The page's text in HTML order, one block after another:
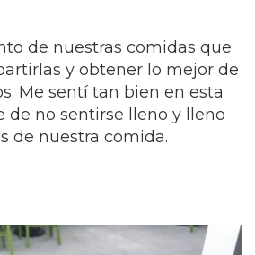
de nuestras comidas que
y obtener lo mejor de
Me sentí tan bien en esta
de no sentirse lleno y lleno
de nuestra comida.